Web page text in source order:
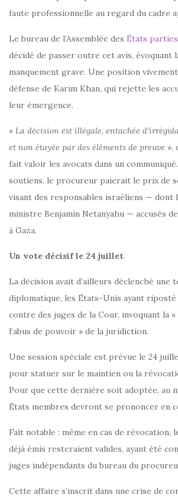
faute professionnelle au regard du cadre
Le bureau de l’Assemblée des États parties
décidé de passer outre cet avis, évoquant
manquement grave. Une position
défense de Karim Khan, qui rejette les
leur émergence.
« La décision est illégale, entachée
et non étayée par des éléments de preuve »,
fait valoir les avocats dans un
soutiens, le procureur paierait le prix de
visant des responsables israéliens — dont
ministre Benjamin Netanyahu — accusés
à Gaza.
Un vote décisif le 24 juillet
La décision avait d’ailleurs déclenché une
diplomatique, les États-Unis ayant riposté
contre des juges de la Cour, invoquant la
l’abus de pouvoir » de la juridiction.
Une session spéciale est prévue le 24
pour statuer sur le maintien ou la
Pour que cette dernière soit adoptée, au
États membres devront se prononcer en
Fait notable : même en cas de révocation,
déjà émis resteraient valides, ayant été
juges indépendants du bureau du
Cette affaire s’inscrit dans une crise de